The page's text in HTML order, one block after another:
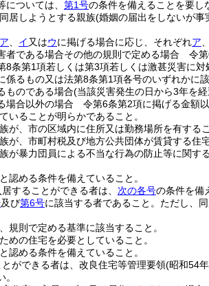
ついては、 第1号の条件を備えることを要し
居しようとする親族(婚姻の届出をしないが事
ア イ 又はウに掲げる場合に応じ、それぞれア
者である場合その他の規則で定める場合 令
8条第1項若しくは第3項若しくは激甚災害に
係るもの又は法第8条第1項各号のいずれかに
ものである場合(当該災害発生の日から3年を
場合以外の場合 令第6条第2項に掲げる金額
いることが明らかであること。
が、市の区域内に住所又は勤務場所を有するこ
が、市町村税及び地方公共団体が賃貸する住
が暴力団員による不当な行為の防止等に関す
認める条件を備えていること。
することができる者は、 次の各号の条件を備
及び第6号に該当する者であること。 ただし、
規則で定める基準に該当すること。
めの住宅を必要としていること。
認める条件を備えていること。
ができる者は、改良住宅等管理要領(昭和54